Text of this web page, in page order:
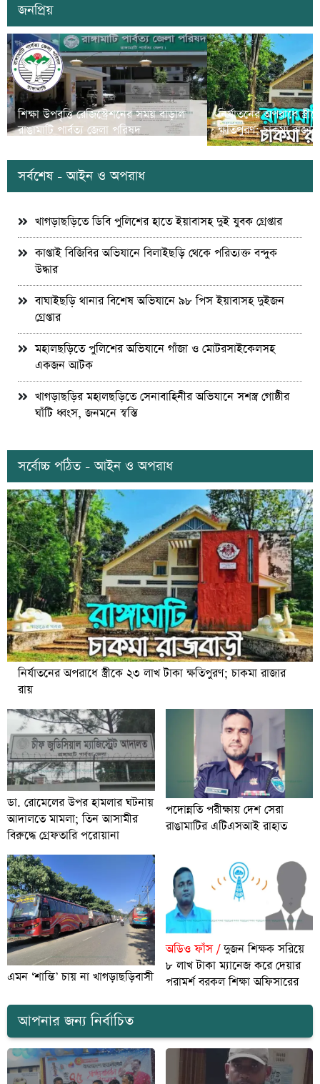
জনপ্রিয়
শিক্ষা উপবৃত্তি রেজিস্ট্রেশনের সময় বাড়াল
রাঙামাটি পার্বত্য জেলা পরিষদ
নির্যাতনের অপরাধে
ক্ষতিপুরণ; চাকমা
সর্বশেষ - আইন ও অপরাধ
খাগড়াছড়িতে ডিবি পুলিশের হাতে ইয়াবাসহ দুই যুবক গ্রেপ্তার
কাপ্তাই বিজিবির অভিযানে বিলাইছড়ি থেকে পরিত্যক্ত বন্দুক
উদ্ধার
বাঘাইছড়ি থানার বিশেষ অভিযানে ৯৮ পিস ইয়াবাসহ দুইজন
গ্রেপ্তার
মহালছড়িতে পুলিশের অভিযানে গাঁজা ও মোটরসাইকেলসহ
একজন আটক
খাগড়াছড়ির মহালছড়িতে সেনাবাহিনীর অভিযানে সশস্ত্র গোষ্ঠীর
ঘাঁটি ধ্বংস, জনমনে স্বস্তি
সর্বোচ্চ পঠিত - আইন ও অপরাধ
নির্যাতনের অপরাধে স্ত্রীকে ২৩ লাখ টাকা ক্ষতিপুরণ; চাকমা রাজার
রায়
ডা. রোমেলের উপর হামলার ঘটনায়
আদালতে মামলা; তিন আসামীর
বিরুদ্ধে গ্রেফতারি পরোয়ানা
পদোন্নতি পরীক্ষায় দেশ সেরা
রাঙামাটির এটিএসআই রাহাত
এমন ‘শান্তি’ চায় না খাগড়াছড়িবাসী
অডিও ফাঁস /দুজন শিক্ষক সরিয়ে
৮ লাখ টাকা ম্যানেজ করে দেয়ার
পরামর্শ বরকল শিক্ষা অফিসারের
আপনার জন্য নির্বাচিত